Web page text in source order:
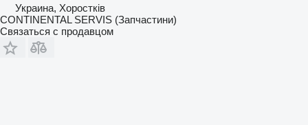
Украина, Хоростків
CONTINENTAL SERVIS (Запчастини)
Связаться с продавцом